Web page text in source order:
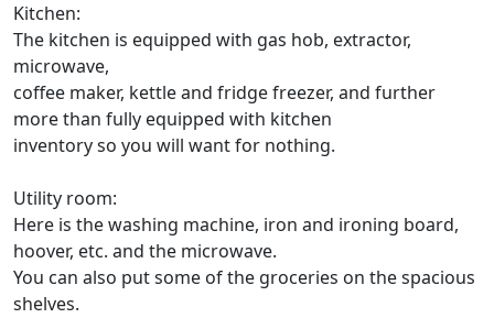
Kitchen:
The kitchen is equipped with gas hob, extractor,
microwave,
coffee maker, kettle and fridge freezer, and further
more than fully equipped with kitchen
inventory so you will want for nothing.
Utility room:
Here is the washing machine, iron and ironing board,
hoover, etc. and the microwave.
You can also put some of the groceries on the spacious
shelves.